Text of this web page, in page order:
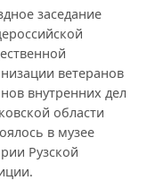
заседание
ветеранов
внутренних дел
области
в музее
Рузской